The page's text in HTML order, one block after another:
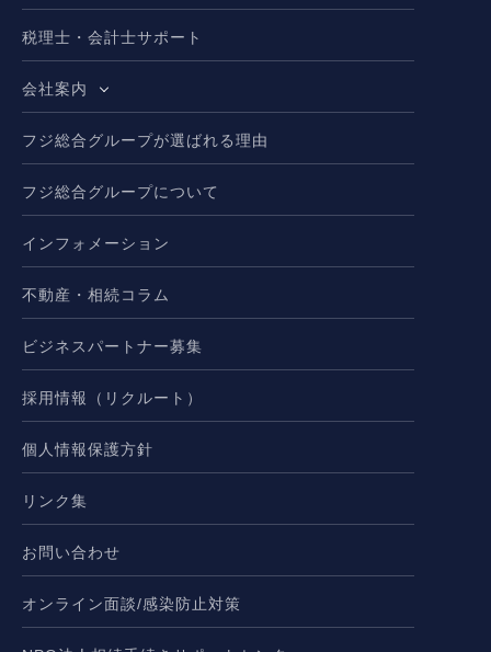
税理士・会計士サポート
会社案内
フジ総合グループが選ばれる理由
フジ総合グループについて
インフォメーション
不動産・相続コラム
ビジネスパートナー募集
採用情報（リクルート）
個人情報保護方針
リンク集
お問い合わせ
オンライン面談/感染防止対策